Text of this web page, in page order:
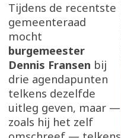
Tijdens de recentste
gemeenteraad
mocht
burgemeester
Dennis Fransen bij
drie agendapunten
telkens dezelfde
uitleg geven, maar —
zoals hij het zelf